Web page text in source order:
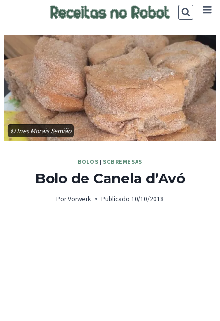
© Ines Morais Semião
BOLOS | SOBREMESAS
Bolo de Canela d’Avó
PorVorwerk Publicado 10/10/2018